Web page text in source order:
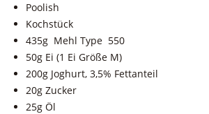
Poolish
Kochstück
435g Mehl Type 550
50g Ei (1 Ei Größe M)
200g Joghurt, 3,5% Fettanteil
20g Zucker
25g Öl